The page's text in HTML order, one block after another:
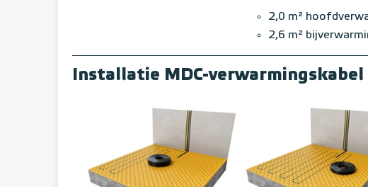
2,0 m²
2,6 m²
Installatie MDC-verwarmingskabel